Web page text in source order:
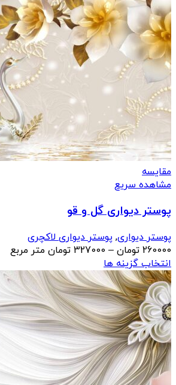
مقایسه
مشاهده سریع
پوستر دیواری گل و قو
پوستر دیواری, پوستر دیواری لاکچری
260000 تومان –
327000 تومانمحدوده
260000 تومان
تا
327000 تومان
متر مربع
انتخاب گزینه ها